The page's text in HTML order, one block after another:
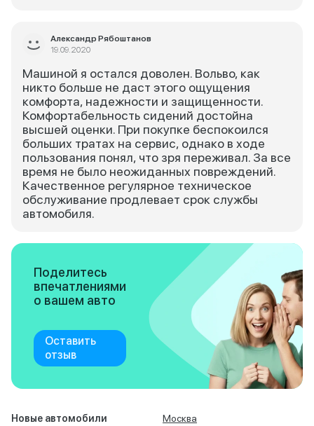
Александр Рябоштанов
19.09.2020
Машиной я остался доволен. Вольво, как
никто больше не даст этого ощущения
комфорта, надежности и защищенности.
Комфортабельность сидений достойна
высшей оценки. При покупке беспокоился
больших тратах на сервис, однако в ходе
пользования понял, что зря переживал. За все
время не было неожиданных повреждений.
Качественное регулярное техническое
обслуживание продлевает срок службы
автомобиля.
Поделитесь
впечатлениями
о вашем авто
Оставить
отзыв
Новые автомобили
Москва